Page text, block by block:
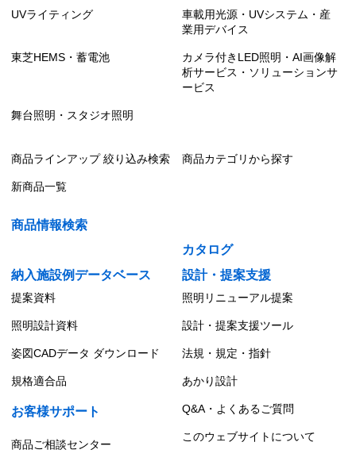
UVライティング
車載用光源・UVシステム・産
業用デバイス
東芝HEMS・蓄電池
カメラ付きLED照明・AI画像解
析サービス・ソリューションサ
ービス
舞台照明・スタジオ照明
商品ラインアップ 絞り込み検索 商品カテゴリから探す
新商品一覧
商品情報検索
カタログ
納入施設例データベース
設計・提案支援
提案資料 照明リニューアル提案
照明設計資料 設計・提案支援ツール
姿図CADデータ ダウンロード 法規・規定・指針
規格適合品 あかり設計
お客様サポート Q&A・よくあるご質問
商品ご相談センター
このウェブサイトについて